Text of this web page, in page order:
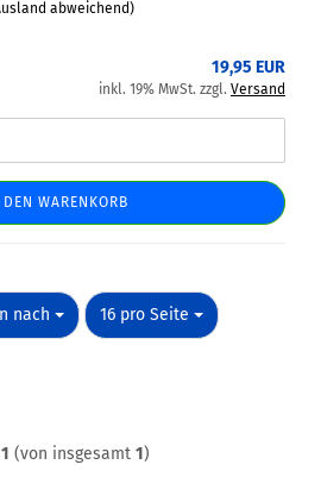
abweichend)
19,95 EUR
inkl. 19% MwSt. zzgl. Versand
DEN WARENKORB
nach
nach 16 pro Seite
pro Seite
1 (von insgesamt 1)